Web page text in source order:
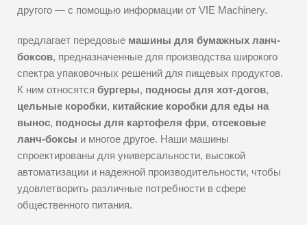
другого — с помощью информации от VIE Machinery.
предлагает передовые машины для бумажных ланч-
боксов, предназначенные для производства широкого
спектра упаковочных решений для пищевых продуктов.
К ним относятся бургеры, подносы для хот-догов,
цельные коробки, китайские коробки для еды на
вынос, подносы для картофеля фри, отсековые
ланч-боксы и многое другое. Наши машины
спроектированы для универсальности, высокой
автоматизации и надежной производительности, чтобы
удовлетворить различные потребности в сфере
общественного питания.